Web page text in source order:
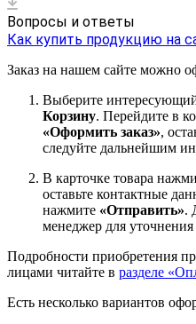
Вопросы и ответы
Как купить продукцию на
Заказ на нашем сайте можно
Выберите
Корзину. Перейдите в
«Оформить заказ»,
следуйте дальнейшим
В карточке товара
оставьте контактные
нажмите «Отправить».
менеджер для уточнения
Подробности приобретения
лицами читайте в разделе
Есть несколько вариантов